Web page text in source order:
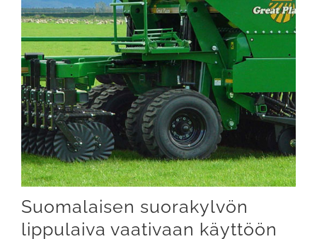
Suomalaisen suorakylvön
lippulaiva vaativaan käyttöön